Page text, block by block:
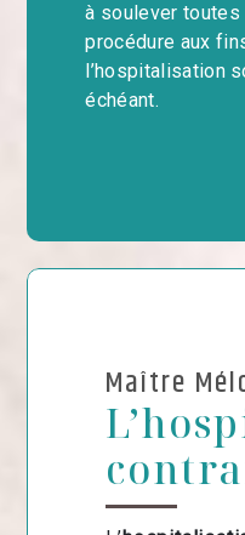
à soulever
procédure aux
l’hospitalisation
échéant.
Maître